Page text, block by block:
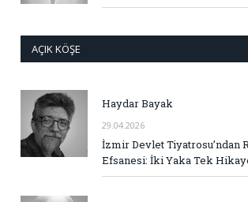
AÇIK KÖŞE
Haydar Bayak
29.04.2026
İzmir Devlet Tiyatrosu’ndan
Efsanesi: İki Yaka Tek